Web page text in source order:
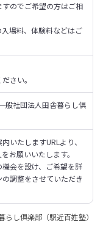
のでご希望の方はご相
場料、体験料などはご
さい。
般社団法人田舎暮らし倶
いたしますURLより、
お願いいたします。
会を設け、ご希望を詳
調整をさせていただき
し倶楽部（駅近百姓塾）